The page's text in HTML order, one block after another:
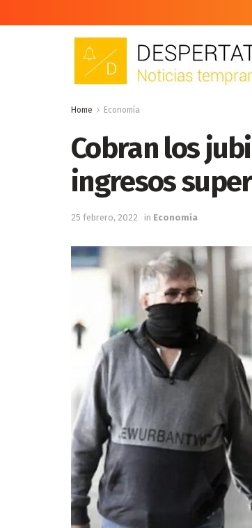
Home Economía
Cobran los
ingresos
25 febrero, 2022 in Economía